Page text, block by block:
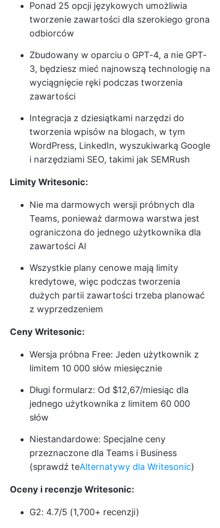
Ponad 25 opcji językowych umożliwia
tworzenie zawartości dla szerokiego grona
odbiorców
Zbudowany w oparciu o GPT-4, a nie GPT-
3, będziesz mieć najnowszą technologię na
wyciągnięcie ręki podczas tworzenia
zawartości
Integracja z dziesiątkami narzędzi do
tworzenia wpisów na blogach, w tym
WordPress, LinkedIn, wyszukiwarką Google
i narzędziami SEO, takimi jak SEMRush
Limity Writesonic:
Nie ma darmowych wersji próbnych dla
Teams, ponieważ darmowa warstwa jest
ograniczona do jednego użytkownika dla
zawartości AI
Wszystkie plany cenowe mają limity
kredytowe, więc podczas tworzenia
dużych partii zawartości trzeba planować
z wyprzedzeniem
Ceny Writesonic:
Wersja próbna Free: Jeden użytkownik z
limitem 10 000 słów miesięcznie
Długi formularz: Od $12,67/miesiąc dla
jednego użytkownika z limitem 60 000
słów
Niestandardowe: Specjalne ceny
przeznaczone dla Teams i Business
(sprawdź teAlternatywy dla Writesonic)
Oceny i recenzje Writesonic:
G2: 4.7/5 (1,700+ recenzji)